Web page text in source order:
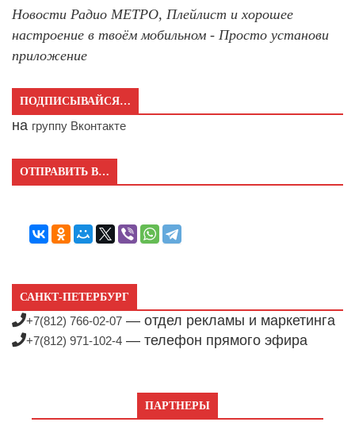
Новости Радио МЕТРО, Плейлист и хорошее
настроение в твоём мобильном - Просто установи
приложение
ПОДПИСЫВАЙСЯ…
на группу Вконтакте
ОТПРАВИТЬ В…
САНКТ-ПЕТЕРБУРГ
+7(812) 766-02-07 — отдел рекламы и маркетинга
+7(812) 971-102-4 — телефон прямого эфира
ПАРТНЕРЫ